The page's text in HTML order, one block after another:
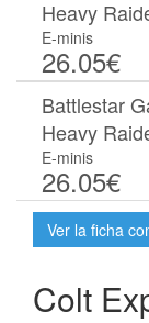
Heavy
E-minis
26.05€
Battlestar
Heavy
E-minis
26.05€
Ver la ficha
Colt